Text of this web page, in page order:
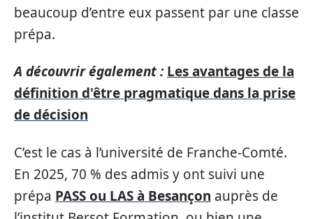
beaucoup d’entre eux passent par une classe
prépa.
A découvrir également : Les avantages de la
définition d'être pragmatique dans la prise
de décision
C’est le cas à l’université de Franche-Comté.
En 2025, 70 % des admis y ont suivi une
prépa PASS ou LAS à Besançon auprès de